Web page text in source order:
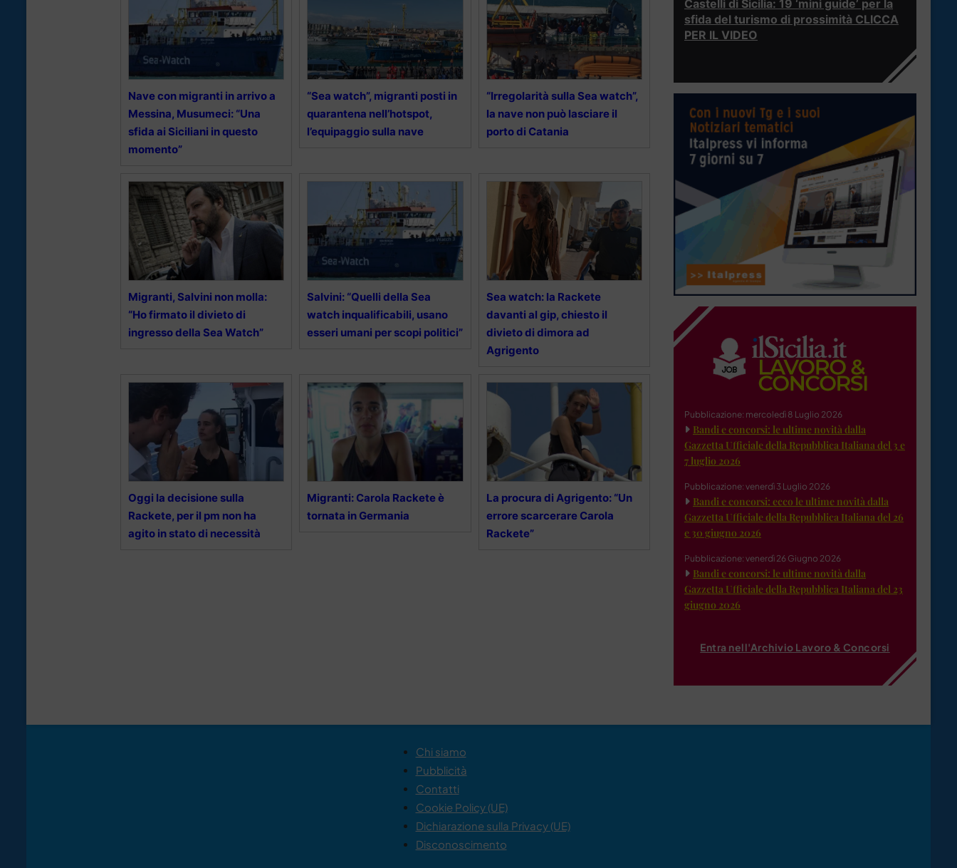
Nave con migranti in arrivo a
Messina, Musumeci: “Una
sfida ai Siciliani in questo
momento”
“Sea watch”, migranti posti in
quarantena nell’hotspot,
l’equipaggio sulla nave
“Irregolarità sulla Sea watch”,
la nave non può lasciare il
porto di Catania
Migranti, Salvini non molla:
“Ho firmato il divieto di
ingresso della Sea Watch”
Salvini: “Quelli della Sea
watch inqualificabili, usano
esseri umani per scopi politici”
Sea watch: la Rackete
davanti al gip, chiesto il
divieto di dimora ad
Agrigento
Oggi la decisione sulla
Rackete, per il pm non ha
agito in stato di necessità
Migranti: Carola Rackete è
tornata in Germania
La procura di Agrigento: “Un
errore scarcerare Carola
Rackete”
Castelli di Sicilia: 19 ‘mini guide’ per la
sfida del turismo di prossimità CLICCA
PER IL VIDEO
Pubblicazione: mercoledì 8 Luglio 2026
Bandi e concorsi: le ultime novità dalla
Gazzetta Ufficiale della Repubblica Italiana del 3 e
7 luglio 2026
Pubblicazione: venerdì 3 Luglio 2026
Bandi e concorsi: ecco le ultime novità dalla
Gazzetta Ufficiale della Repubblica Italiana del 26
e 30 giugno 2026
Pubblicazione: venerdì 26 Giugno 2026
Bandi e concorsi: le ultime novità dalla
Gazzetta Ufficiale della Repubblica Italiana del 23
giugno 2026
Entra nell'Archivio Lavoro & Concorsi
Chi siamo
Pubblicità
Contatti
Cookie Policy (UE)
Dichiarazione sulla Privacy (UE)
Disconoscimento